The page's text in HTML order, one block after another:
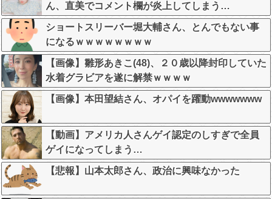
ん、直美でコメント欄が炎上してしまう…
ショートスリーバー堀大輔さん、とんでもない事
になるｗｗｗｗｗｗｗｗ
【画像】雛形あきこ(48)、２０歳以降封印していた
水着グラビアを遂に解禁ｗｗｗｗ
【画像】本田望結さん、オパイを躍動wwwwwww
【動画】アメリカ人さんゲイ認定のしすぎで全員
ゲイになってしまう…
【悲報】山本太郎さん、政治に興味なかった